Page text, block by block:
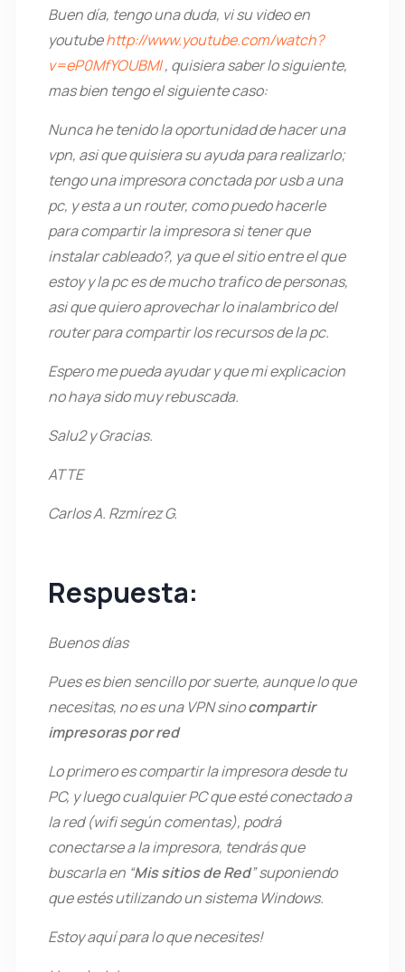
Buen día, tengo una duda, vi su video en
youtubehttp://www.youtube.com/watch?
v=eP0MfYOUBMI, quisiera saber lo siguiente,
mas bien tengo el siguiente caso:
Nunca he tenido la oportunidad de hacer una
vpn, asi que quisiera su ayuda para realizarlo;
tengo una impresora conctada por usb a una
pc, y esta a un router, como puedo hacerle
para compartir la impresora si tener que
instalar cableado?, ya que el sitio entre el que
estoy y la pc es de mucho trafico de personas,
asi que quiero aprovechar lo inalambrico del
router para compartir los recursos de la pc.
Espero me pueda ayudar y que mi explicacion
no haya sido muy rebuscada.
Salu2 y Gracias.
ATTE
Carlos A. Rzmírez G.
Respuesta:
Buenos días
Pues es bien sencillo por suerte, aunque lo que
necesitas, no es una VPN sinocompartir
impresoras por red
Lo primero es compartir la impresora desde tu
PC, y luego cualquier PC que esté conectado a
la red (wifi según comentas), podrá
conectarse a la impresora, tendrás que
buscarla en “Mis sitios de Red” suponiendo
que estés utilizando un sistema Windows.
Estoy aquí para lo que necesites!